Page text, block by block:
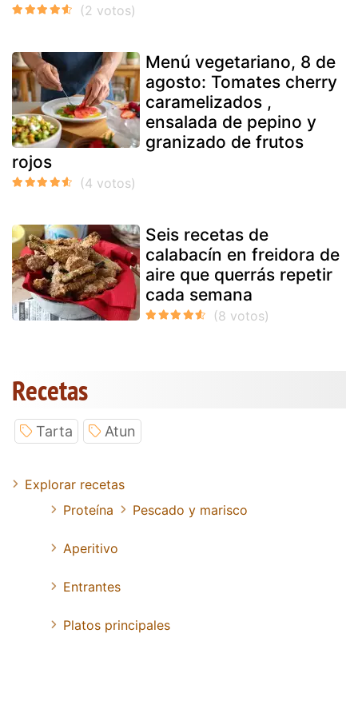
Menú vegetariano, 8 de
agosto: Tomates cherry
caramelizados ,
ensalada de pepino y
granizado de frutos
rojos
Seis recetas de
calabacín en freidora de
aire que querrás repetir
cada semana
Recetas
Tarta Atun
Explorar recetas
Proteína
Pescado y marisco
Aperitivo
Entrantes
Platos principales